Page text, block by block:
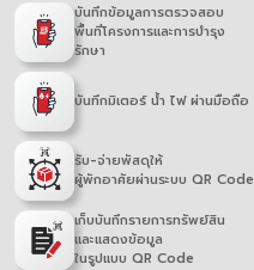
บันทึกข้อมูลการตรวจสอบ
พื้นที่โครงการและการบำรุง
รักษา
บันทึกมิเตอร์ น้ำ ไฟ ผ่านมือถือ
รับ-จ่ายพัสดุให้
ผู้พักอาศัยผ่านระบบ QR Code
เก็บบันทึกรายการทรัพย์สิน
และแสดงข้อมูล
ในรูปแบบ QR Code